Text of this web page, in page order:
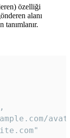
özelliği
alanı
tanımlanır.